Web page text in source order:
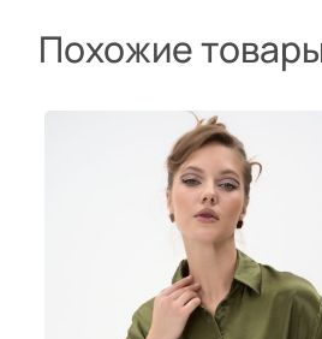
Похожие